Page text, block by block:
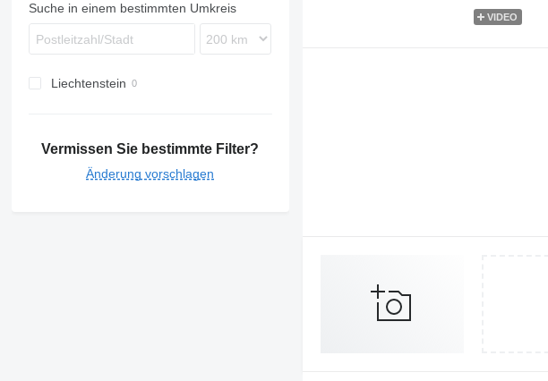
Suche in einem bestimmten Umkreis
Liechtenstein
Vermissen Sie bestimmte Filter?
Änderung vorschlagen
VIDEO